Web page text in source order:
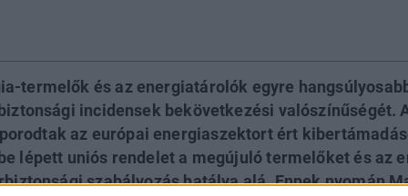
termelők és az energiatárolók egyre
incidensek bekövetkezési valószínűségét.
az európai energiaszektort ért
lépett uniós rendelet a megújuló termelőket és az
szabályozás hatálya alá. Ennek nyomán